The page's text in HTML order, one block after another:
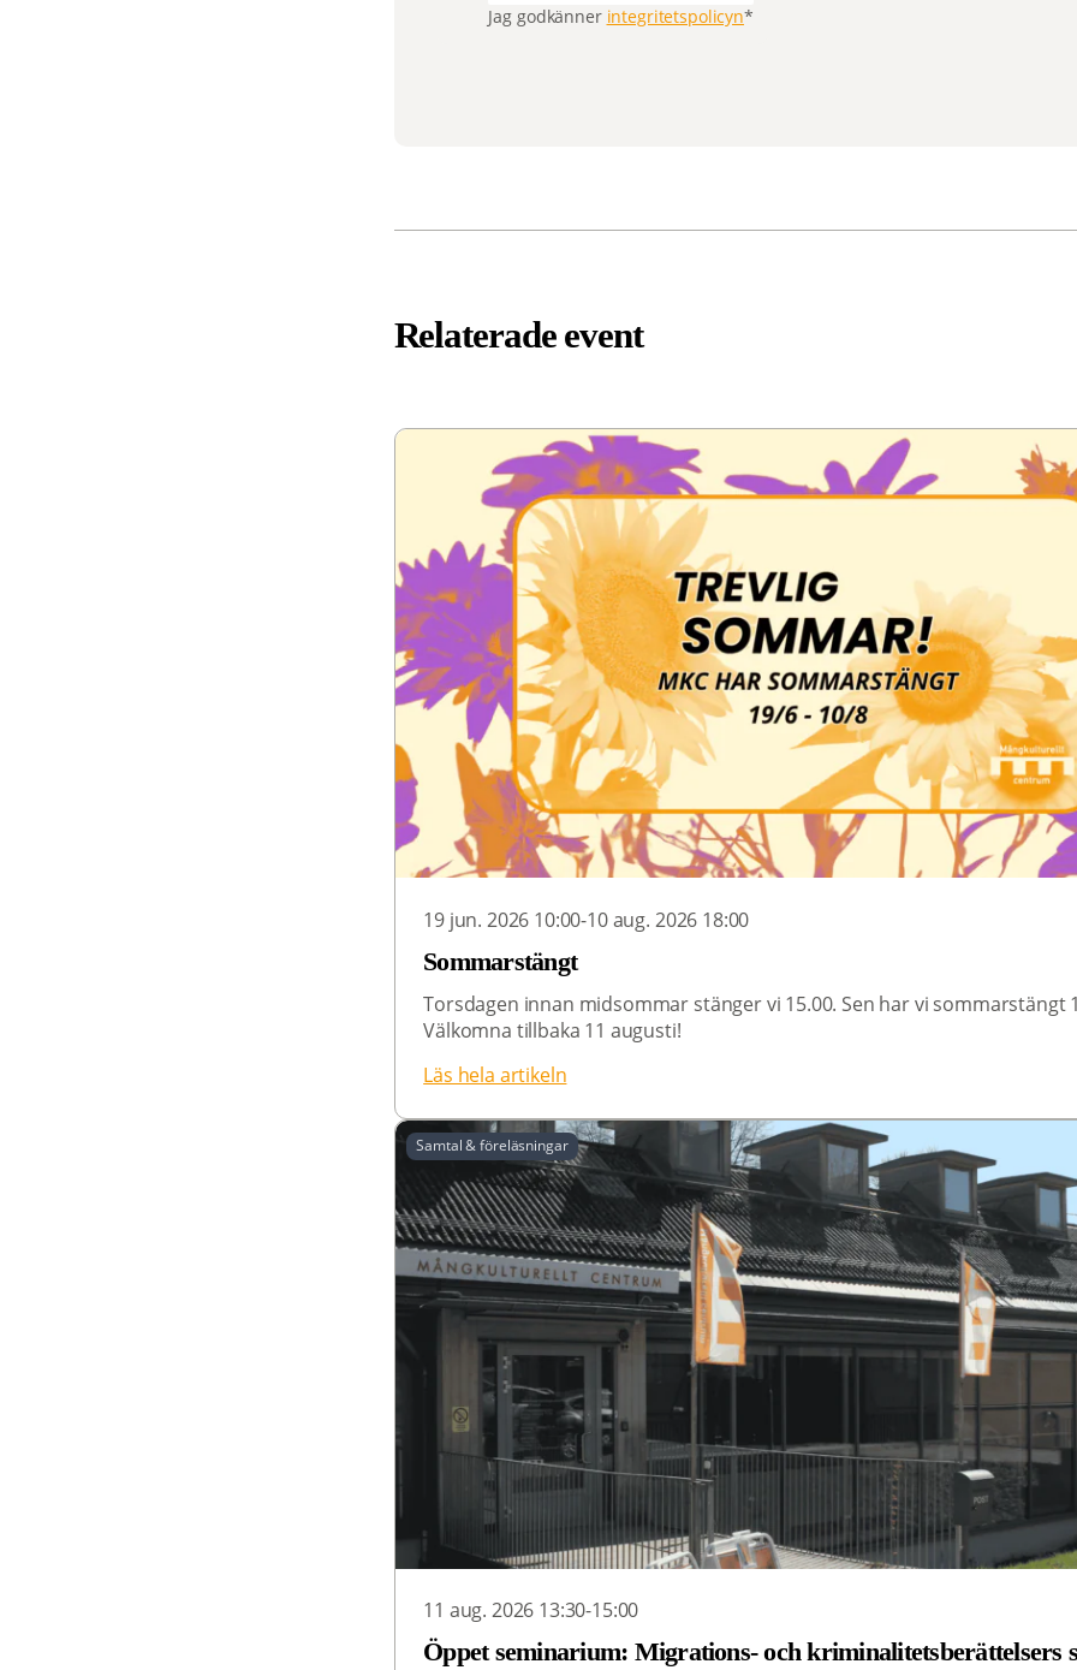
Jag godkänner integritetspolicyn*
Relaterade event
19 jun. 2026 10:00-10 aug. 2026 18:00
Sommarstängt
Torsdagen innan midsommar stänger vi 15.00. Sen har vi sommarstängt
Välkomna tillbaka 11 augusti!
Läs hela artikeln
Samtal & föreläsningar
11 aug. 2026 13:30-15:00
Öppet seminarium: Migrations- och kriminalitetsberättelsers